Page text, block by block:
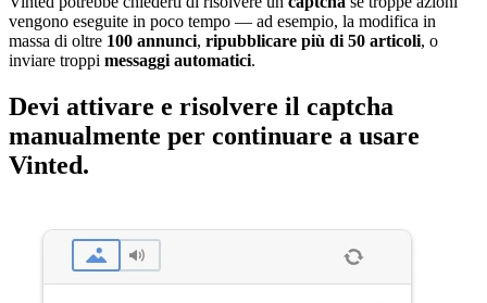
vengono eseguite in poco tempo — ad esempio, la modifica in
massa di oltre 100 annunci, ripubblicare più di 50 articoli, o
inviare troppi messaggi automatici.
Devi attivare e risolvere il captcha
manualmente per continuare a usare
Vinted.